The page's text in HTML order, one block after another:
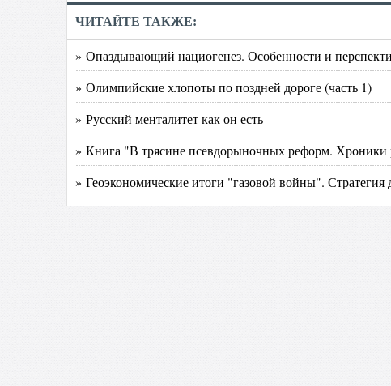
ЧИТАЙТЕ ТАКЖЕ:
» Опаздывающий нациогенез. Особенности и
» Олимпийские хлопоты по поздней дороге (часть 1)
» Русский менталитет как он есть
» Книга "В трясине псевдорыночных реформ. Хроники
» Геоэкономические итоги "газовой войны".